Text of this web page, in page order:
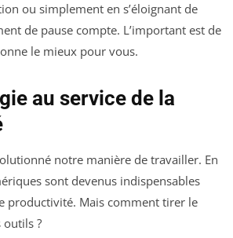
ou simplement en s’éloignant de
de pause compte. L’important est de
le mieux pour vous.
au service de la
notre manière de travailler. En
sont devenus indispensables
productivité. Mais comment tirer le
?